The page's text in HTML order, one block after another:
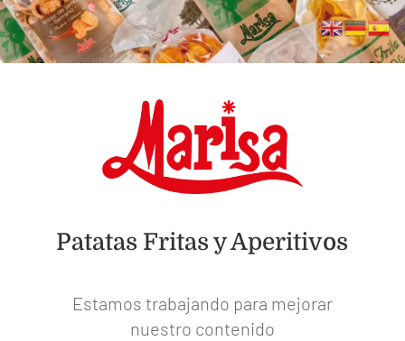
Patatas Fritas y Aperitivos
Estamos trabajando para mejorar
nuestro contenido